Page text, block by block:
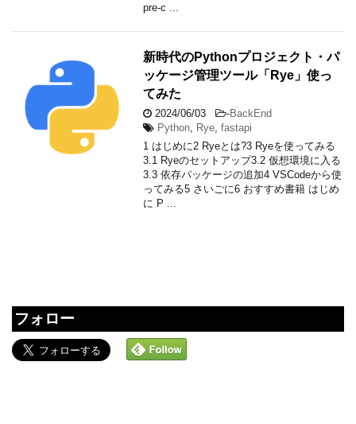
pre-c ...
新時代のPythonプロジェクト・パ
ッケージ管理ツール「Rye」使っ
てみた
2024/06/03 -BackEnd
Python Rye fastapi
1 はじめに2 Ryeとは?3 Ryeを使ってみる
3.1 Ryeのセットアップ3.2 仮想環境に入る
3.3 依存パッケージの追加4 VSCodeから使
ってみる5 さいごに6 おすすめ書籍 はじめ
に P ...
フォロー